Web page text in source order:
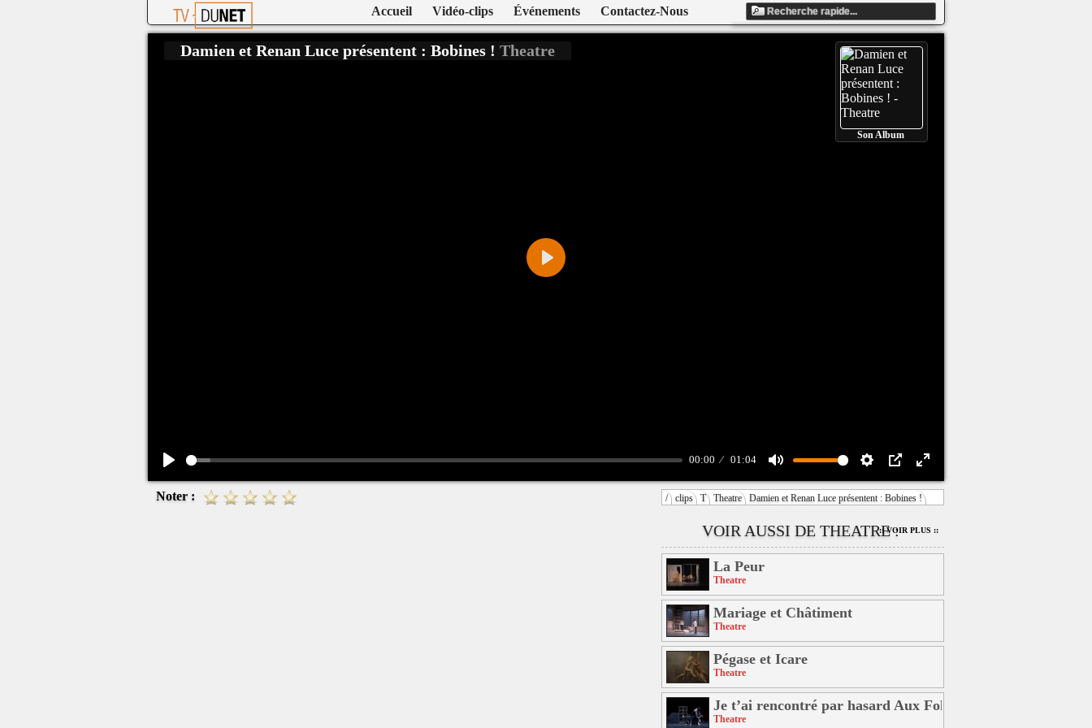
Accueil Vidéo-clips Événements Contactez-Nous
Play
00:00 01:04
Mute Settings
PIP
Enter
fullscreen
Play
Damien et Renan Luce présentent : Bobines ! Theatre
Son Album
/ clips T Theatre Damien et Renan Luce présentent : Bobines !
VOIR AUSSI DE THEATRE ::: VOIR PLUS ::
La Peur
Theatre
Mariage et Châtiment
Theatre
Pégase et Icare
Theatre
Je t’ai rencontré par hasard Aux Folies Bergère
Theatre
Noter :